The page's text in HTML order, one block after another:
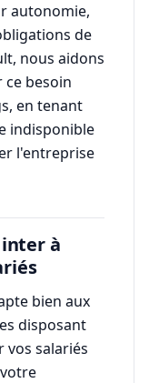
autonomie,
de
nous aidons
ce besoin
en tenant
indisponible
l'entreprise
à
bien aux
disposant
vos salariés